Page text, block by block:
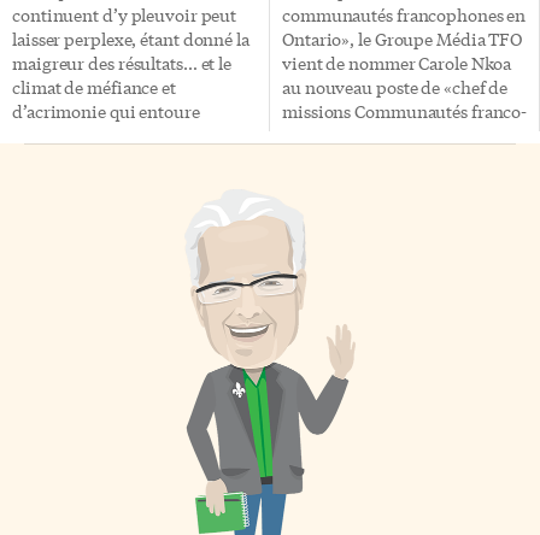
année historique; et 5 millions $
pour des programmes de
partenariat qui serviront de
pépinières pour la […]
Le drapeau a été […]
continuent d’y pleuvoir peut
laisser perplexe, étant donné la
maigreur des résultats… et le
climat de méfiance et
d’acrimonie qui entoure
Utah en 1989, selon laquelle les
chimistes Stanley Pons et
Martin Fleischman auraient
réalisé une fusion nucléaire à
température ambiante. Or, la
fusion nucléaire, c’est ce qui
fait briller notre Soleil depuis
cinq milliards d’années. Si l’on
était capable de reproduire le
communautés francophones en
Ontario», le Groupe Média TFO
vient de nommer Carole Nkoa
au nouveau poste de «chef de
missions Communautés franco-
relations publiques». «Ce poste
s’inscrit naturellement dans le
prolongement du travail déjà
réalisé ces dernières années»,
indique Magalie Zafimehy,
directrice principale Marketing
et Communication de la
télévision franco-ontarienne.
La «disposition d’écoute
authentique» de Carole Nkoa,
«combinée à sa forte et
énergique compétence, mène
au développement de solutions